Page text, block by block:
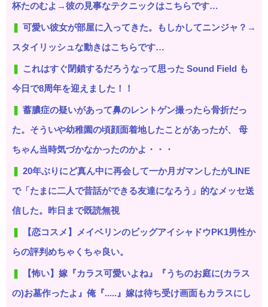
杯たのむよ→彼の見事なテクニックはこちらです…
可愛い彼女が部屋に入ってきた。もしかしてニンジャ？→
スタイリッシュな動きはこちらです…
これはすぐ閉鎖するだろうなって思った Sound Field も
今日で8周年を迎えました！！
蓄膿症の疑いがあって鼻のレントゲン撮ったら骨折だっ
た。そういや幼稚園の頃顔面着地したことがあったが、 母
ちゃん当時気づかなかったのかよ・・・
20年ぶりにど真ん中に再会して一か月ガマンしたがLINE
で「たまに二人で昔話ができる友達になろう」的なメッセ送
信した。昨日まで既読無視
【恋コスメ】メイベリンのビッグアイシャドウPK1男性か
らの評判めちゃくちゃ良い。
【怖い】嫁『カラス可愛いよね』『うちのお庭に(カラス
の)お墓作ったよ』俺『.....』嫁は待ち受け画面もカラスにし